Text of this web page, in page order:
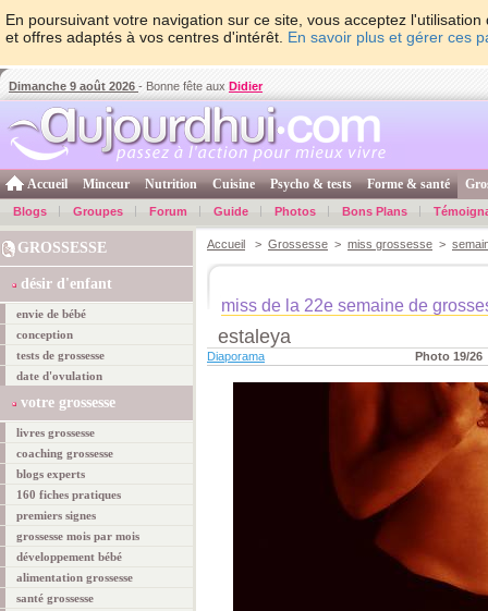
En poursuivant votre navigation sur ce site, vous acceptez
et offres adaptés à vos centres d'intérêt. En savoir plus et gérer ces
Dimanche 9 août 2026 - Bonne fête aux Didier
Accueil Minceur Nutrition Cuisine Psycho & tests Forme & santé
Blogs Groupes Forum Guide Photos Bons Plans
GROSSESSE
désir d'enfant
envie de bébé
conception
tests de grossesse
date d'ovulation
votre grossesse
livres grossesse
coaching grossesse
blogs experts
160 fiches pratiques
premiers signes
grossesse mois par mois
développement bébé
alimentation grossesse
santé grossesse
Accueil > Grossesse > miss grossesse >
miss de la 22e semaine de
estaleya
Diaporama Photo 19/26